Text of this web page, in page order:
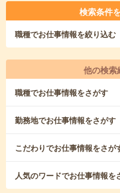
検索条件
職種でお仕事情報を絞り込む
他の検索
職種でお仕事情報をさがす
勤務地でお仕事情報をさがす
こだわりでお仕事情報をさが
人気のワードでお仕事情報を